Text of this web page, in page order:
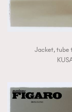
Jacket, tube